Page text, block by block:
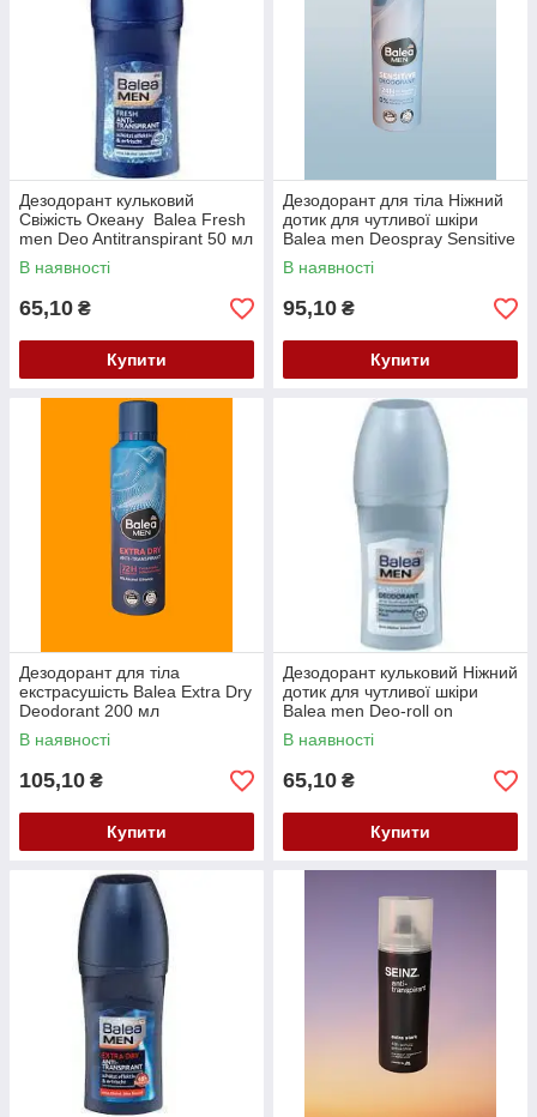
Дезодорант кульковий
Свіжість Океану Balea Fresh
men Deo Antitranspirant 50 мл
В наявності
65,10 ₴
Купити
Дезодорант для тіла Ніжний
дотик для чутливої шкіри
Balea men Deospray Sensitive
200 мл
В наявності
95,10 ₴
Купити
Дезодорант для тіла
екстрасушість Balea Extra Dry
Deodorant 200 мл
В наявності
105,10 ₴
Купити
Дезодорант кульковий Ніжний
дотик для чутливої шкіри
Balea men Deo-roll on
Sensitive 50 мл
В наявності
65,10 ₴
Купити